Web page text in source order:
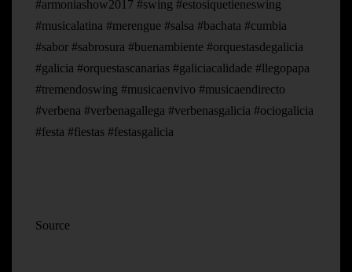
#armoniashow2017 #swing #estosiquetieneswing
#musicalatina #merengue #salsa #bachata #cumbia
#sabor #sabrosura #buenambiente #orquestasdegalicia
#galicia #orquestascanarias #galiciacalidade #llegopapa
#tremendoswing #musicaenvivo #musicaendirecto
#verbena #verbenagallega #verbenasgalicia #ociogalicia
#festa #fiestas #festasgalicia
Source